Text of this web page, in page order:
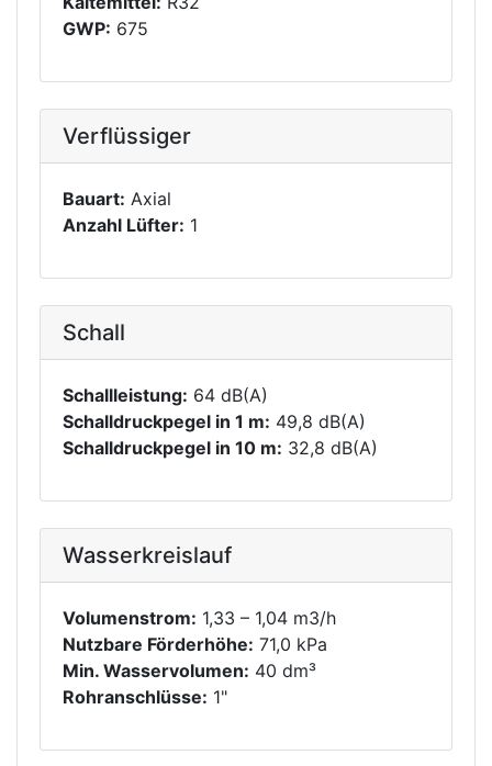
GWP: 675
Verflüssiger
Bauart: Axial
Anzahl Lüfter: 1
Schall
Schallleistung: 64 dB(A)
Schalldruckpegel in 1 m: 49,8 dB(A)
Schalldruckpegel in 10 m: 32,8 dB(A)
Wasserkreislauf
Volumenstrom: 1,33 – 1,04 m3/h
Nutzbare Förderhöhe: 71,0 kPa
Min. Wasservolumen: 40 dm³
Rohranschlüsse: 1"